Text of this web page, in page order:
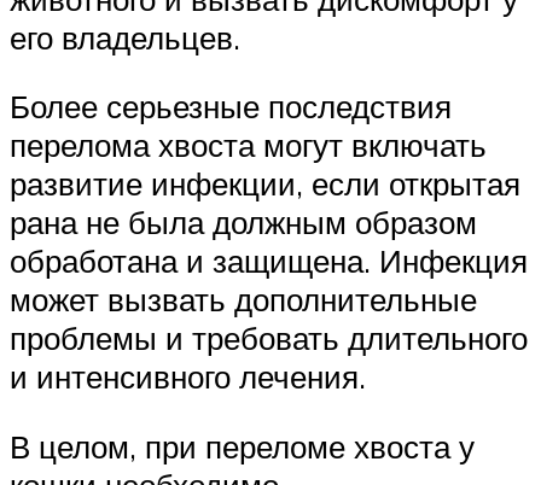
его владельцев.
Более серьезные последствия
перелома хвоста могут включать
развитие инфекции, если открытая
рана не была должным образом
обработана и защищена. Инфекция
может вызвать дополнительные
проблемы и требовать длительного
и интенсивного лечения.
В целом, при переломе хвоста у